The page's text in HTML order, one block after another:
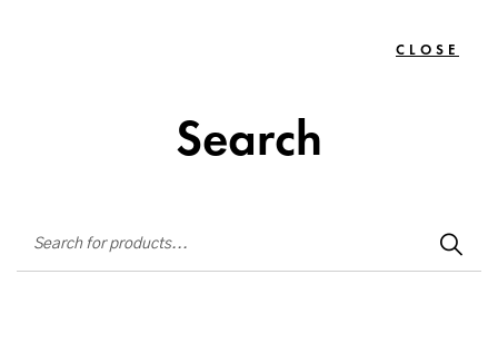
Search
CLOSE
Où trouver un institut de beauté à La Seyne-
sur-Mer ?